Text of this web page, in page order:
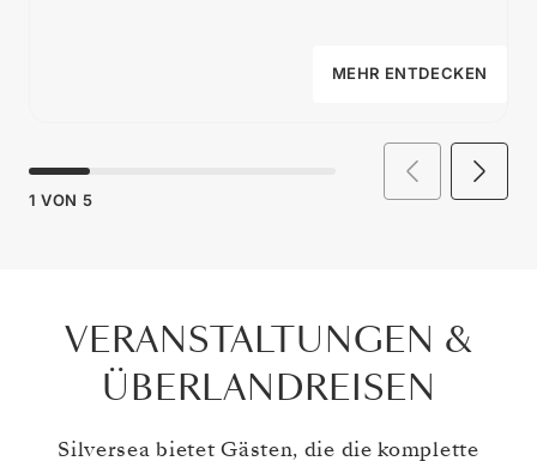
MEHR ENTDECKEN
1 VON 5
VERANSTALTUNGEN &
ÜBERLANDREISEN
Silversea bietet Gästen, die die komplette